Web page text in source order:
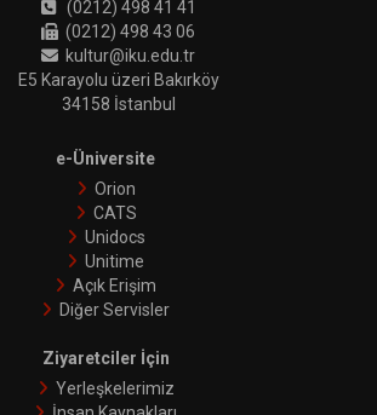
(0212) 498 41 41
(0212) 498 43 06
kultur@iku.edu.tr
E5 Karayolu üzeri Bakırköy
34158 İstanbul
e-Üniversite
Orion
CATS
Unidocs
Unitime
Açık Erişim
Diğer Servisler
Ziyaretciler İçin
Yerleşkelerimiz